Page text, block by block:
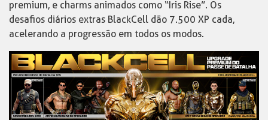
premium, e charms animados como “Iris Rise”. Os
desafios diários extras BlackCell dão 7.500 XP cada,
acelerando a progressão em todos os modos.